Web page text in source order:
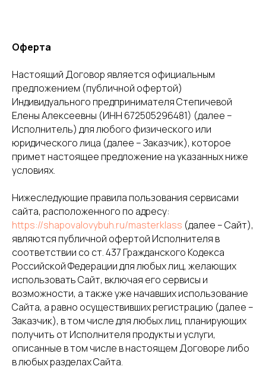
Оферта
Настоящий Договор является официальным
предложением (публичной офертой)
Индивидуального предпринимателя Степичевой
Елены Алексеевны (ИНН 672505296481) (далее –
Исполнитель) для любого физического или
юридического лица (далее – Заказчик), которое
примет настоящее предложение на указанных ниже
условиях.
Нижеследующие правила пользования сервисами
сайта, расположенного по адресу:
https://shapovalovybuh.ru/masterklass (далее – Сайт),
являются публичной офертой Исполнителя в
соответствии со ст. 437 Гражданского Кодекса
Российской Федерации для любых лиц, желающих
использовать Сайт, включая его сервисы и
возможности, а также уже начавших использование
Сайта, а равно осуществивших регистрацию (далее –
Заказчик), в том числе для любых лиц, планирующих
получить от Исполнителя продукты и услуги,
описанные в том числе в настоящем Договоре либо
в любых разделах Сайта.